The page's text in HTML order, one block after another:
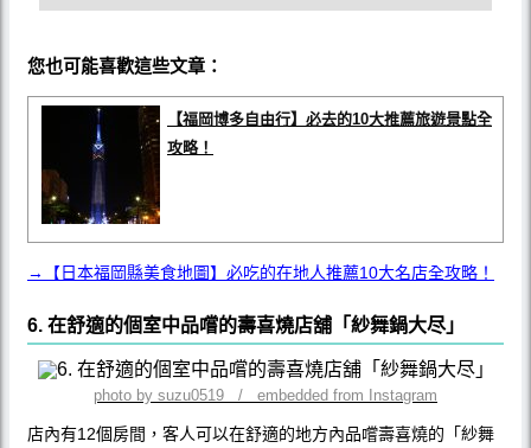
您也可能喜歡這些文章：
【福岡博多自由行】必去的10大推薦旅遊景點全
攻略！
→【日本福岡縣美食地圖】必吃的在地人推薦10大名店全攻略！
6. 在舒適的個室中品嚐的壽喜燒店舖「紗舞鍋大尽」
photo by suzu0519 / embedded from Instagram
店內有12個房間，客人可以在舒適的地方內品嚐壽喜燒的「紗舞